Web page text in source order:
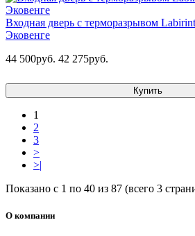
Входная дверь с терморазрывом
Эковенге
44 500руб. 42 275руб.
Купить
1
2
3
>
>|
Показано с 1 по 40 из 87 (всего 3
О компании